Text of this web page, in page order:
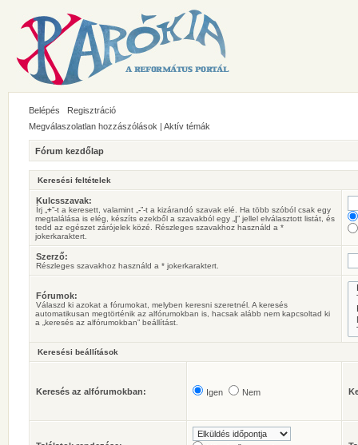
Belépés
Regisztráció
Megválaszolatlan hozzászólások | Aktív témák
Fórum kezdőlap
Keresési feltételek
Kulcsszavak:
Írj „ +”-t a keresett, valamint „ -”-t a kizárandó szavak elé. Ha több szóból csak egy
megtalálása is elég, készíts ezekből a szavakból egy „ |” jellel elválasztott listát, és
tedd az egészet zárójelek közé. Részleges szavakhoz használd a *
jokerkaraktert.
Szerző:
Részleges szavakhoz használd a * jokerkaraktert.
Fórumok:
Válaszd ki azokat a fórumokat, melyben keresni szeretnél. A keresés
automatikusan megtörténik az alfórumokban is, hacsak alább nem kapcsoltad ki
a „keresés az alfórumokban” beállítást.
Keresési beállítások
Keresés az alfórumokban: Igen Nem